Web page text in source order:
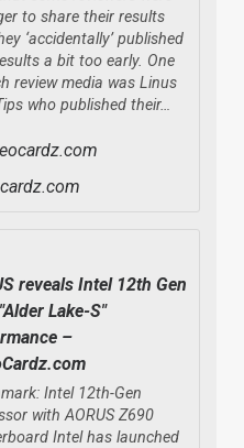
to share their results
‘accidentally’ published
a bit too early. One
review media was Linus
who published their…
reveals Intel 12th Gen
Lake-S"
–
Intel 12th-Gen
with AORUS Z690
Intel has launched